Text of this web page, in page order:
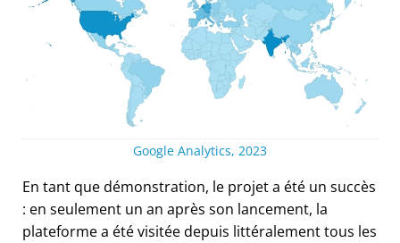
Google Analytics, 2023
En tant que démonstration, le projet a été un succès
: en seulement un an après son lancement, la
plateforme a été visitée depuis littéralement tous les